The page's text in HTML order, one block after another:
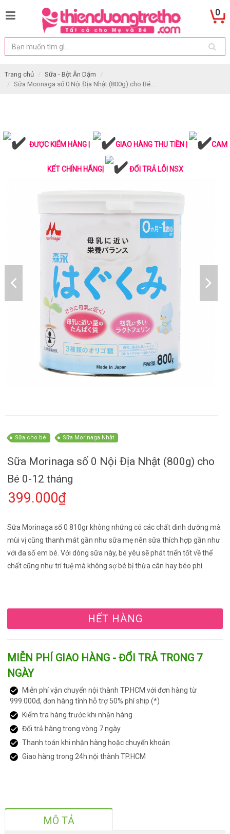
0
Trang chủ
Sữa - Bột Ăn Dặm
Sữa Morinaga số 0 Nội Địa Nhật (800g) cho Bé...
ĐƯỢC KIỂM HÀNG | GIAO HÀNG THU TIỀN | CAM
KẾT CHÍNH HÃNG| ĐỔI TRẢ LỖI NSX
Sữa cho bé Sữa Morinaga Nhật
Sữa Morinaga số 0 Nội Địa Nhật (800g) cho
Bé 0-12 tháng
399.000₫
Sữa Morinaga số 0 810gr không những có các chất dinh dưỡng mà
mùi vị cũng thanh mát gần như sữa mẹ nên sữa thích hợp gần như
với đa số em bé. Với dòng sữa này, bé yêu sẽ phát triển tốt về thể
chất cũng như trí tuệ mà không sợ bé bị thừa cân hay béo phì.
HẾT HÀNG
MIỄN PHÍ GIAO HÀNG - ĐỔI TRẢ TRONG 7
NGÀY
Miễn phí vận chuyển nội thành TP.HCM với đơn hàng từ
999.000đ, đơn hàng tỉnh hỗ trợ 50% phí ship (*)
Kiểm tra hàng trước khi nhận hàng
Đổi trả hàng trong vòng 7 ngày
Thanh toán khi nhận hàng hoặc chuyển khoản
Giao hàng trong 24h nội thành TP.HCM
MÔ TẢ